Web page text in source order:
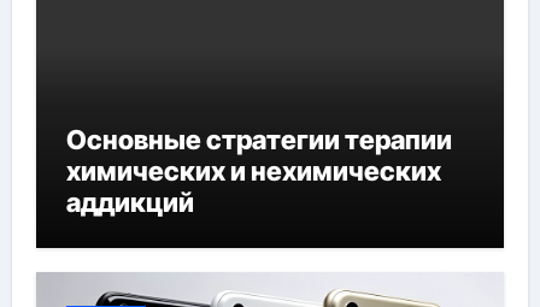
Основные стратегии терапии
химических и нехимических
аддикций